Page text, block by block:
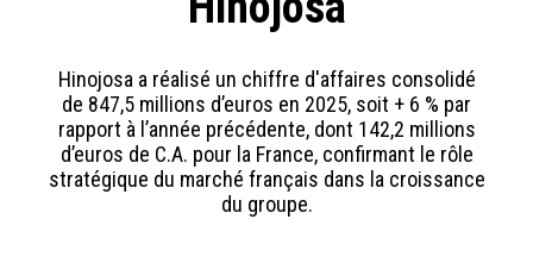
Hinojosa a réalisé un chiffre d'affaires consolidé
de 847,5 millions d’euros en 2025, soit + 6 % par
rapport à l’année précédente, dont 142,2 millions
d’euros de C.A. pour la France, confirmant le rôle
stratégique du marché français dans la croissance
du groupe.